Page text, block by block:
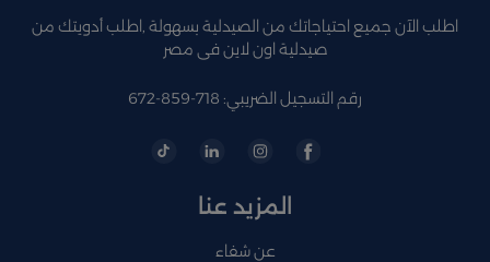
اطلب الآن جميع احتياجاتك من الصيدلية بسهولة ,اطلب أدويتك من
صيدلية اون لاين فى مصر
رقم التسجيل الضريبي: 718-859-672
المزيد عنا
عن شفاء